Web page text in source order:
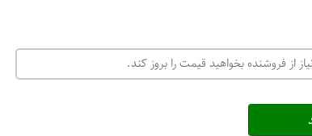
از فروشنده بخواهید قیمت را بروز کند.